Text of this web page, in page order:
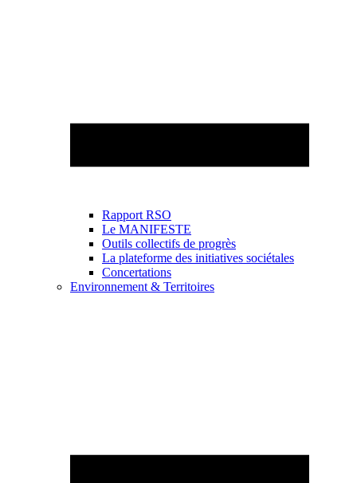
Rapport RSO
Le MANIFESTE
Outils collectifs de progrès
La plateforme des initiatives sociétales
Concertations
Environnement & Territoires